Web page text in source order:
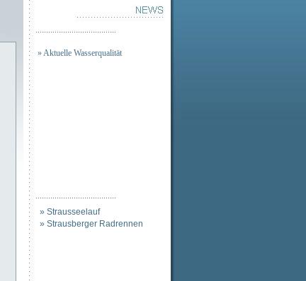
......................................
» Aktuelle Wasserqualität
......................................
» Strausseelauf
» Strausberger Radrennen